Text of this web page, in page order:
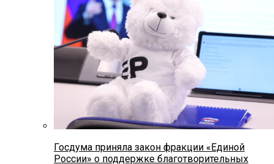
Госдума приняла закон фракции «Единой
России» о поддержке благотворительных